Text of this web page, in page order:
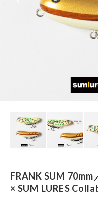
FRANK SUM 70mm
× SUM LURES